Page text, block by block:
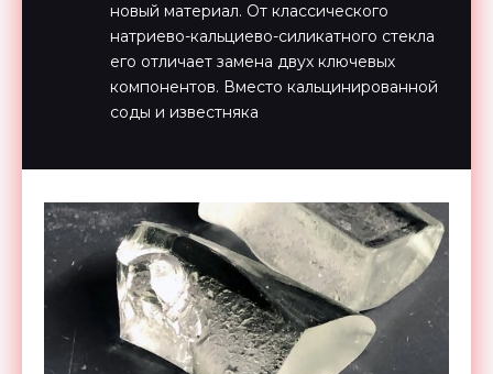
новый материал. От классического
натриево-кальциево-силикатного стекла
его отличает замена двух ключевых
компонентов. Вместо кальцинированной
соды и известняка